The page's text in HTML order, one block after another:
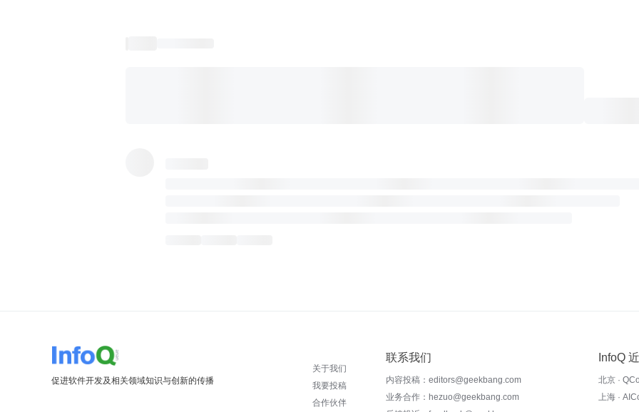
促进软件开发及相关领域知识与创新的传播
关于我们
我要投稿
合作伙伴
联系我们
内容投稿：editors@geekbang.com
业务合作：hezuo@geekbang.com
InfoQ
北京 ·
上海 ·